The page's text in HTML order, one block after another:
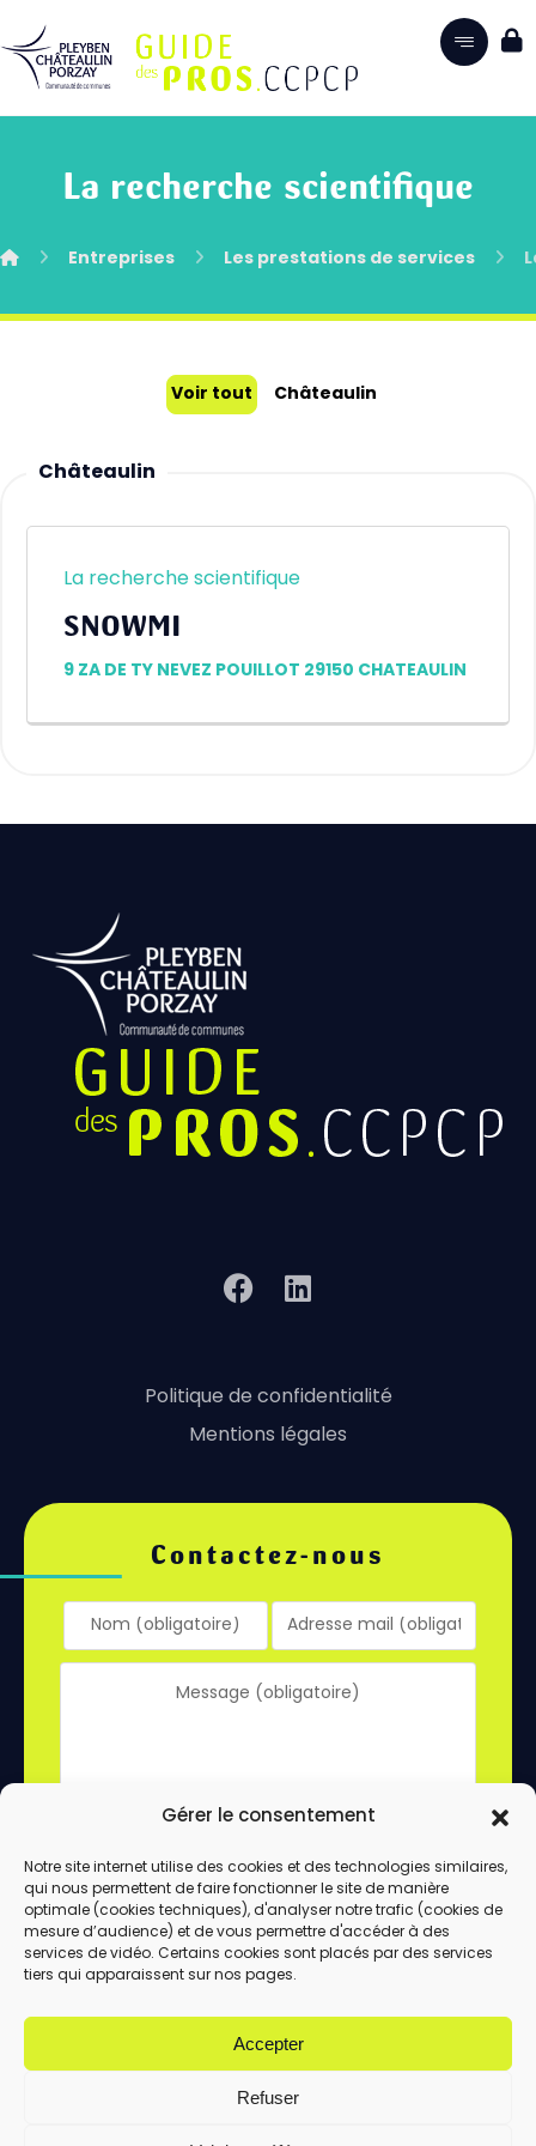
Gérer le consentement
Notre site internet utilise des cookies et des technologies similaires,
qui nous permettent de faire fonctionner le site de manière
optimale (cookies techniques), d'analyser notre trafic (cookies de
mesure d’audience) et de vous permettre d'accéder à des
services de vidéo. Certains cookies sont placés par des services
tiers qui apparaissent sur nos pages.
Accepter
Refuser
La recherche scientifique
Entreprises Les prestations de services
Voir tout Châteaulin
Châteaulin
La recherche scientifique
SNOWMI
9 ZA DE TY NEVEZ POUILLOT 29150 CHATEAULIN
Politique de confidentialité
Mentions légales
Contactez-nous
En utilisant ce formulaire, vous acceptez le
stockage et le traitement de vos données
par ce site.